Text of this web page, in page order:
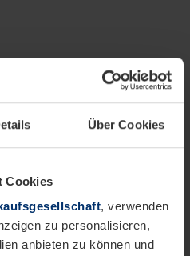
Über Cookies
Cookies
, verwenden
zu personalisieren,
anbieten zu können und